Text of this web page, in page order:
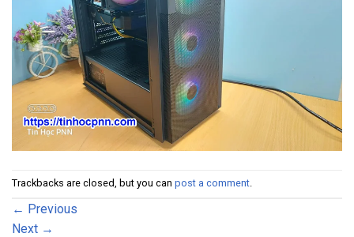
Trackbacks are closed, but you can post a comment.
← Previous
Next →